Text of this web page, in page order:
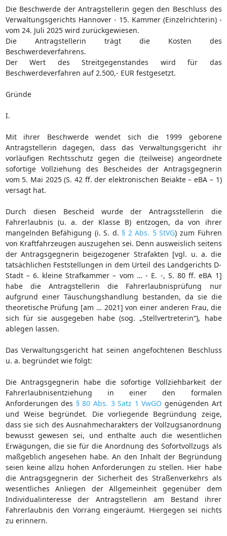
Die Beschwerde der Antragstellerin gegen den Beschluss des
Verwaltungsgerichts Hannover - 15. Kammer (Einzelrichterin) -
vom 24. Juli 2025 wird zurückgewiesen.
Die Antragstellerin trägt die Kosten des
Beschwerdeverfahrens.
Der Wert des Streitgegenstandes wird für das
Beschwerdeverfahren auf 2.500,- EUR festgesetzt.
Gründe
I.
Mit ihrer Beschwerde wendet sich die 1999 geborene
Antragstellerin dagegen, dass das Verwaltungsgericht ihr
vorläufigen Rechtsschutz gegen die (teilweise) angeordnete
sofortige Vollziehung des Bescheides der Antragsgegnerin
vom 5. Mai 2025 (S. 42 ff. der elektronischen Beiakte – eBA – 1)
versagt hat.
Durch diesen Bescheid wurde der Antragsstellerin die
Fahrerlaubnis (u. a. der Klasse B) entzogen, da von ihrer
mangelnden Befähigung (i. S. d. § 2 Abs. 5 StVG) zum Führen
von Kraftfahrzeugen auszugehen sei. Denn ausweislich seitens
der Antragsgegnerin beigezogener Strafakten [vgl. u. a. die
tatsächlichen Feststellungen in dem Urteil des Landgerichts D-
Stadt – 6. kleine Strafkammer – vom … - E. -, S. 80 ff. eBA 1]
habe die Antragstellerin die Fahrerlaubnisprüfung nur
aufgrund einer Täuschungshandlung bestanden, da sie die
theoretische Prüfung [am … 2021] von einer anderen Frau, die
sich für sie ausgegeben habe (sog. „Stellvertreterin“), habe
ablegen lassen.
Das Verwaltungsgericht hat seinen angefochtenen Beschluss
u. a. begründet wie folgt:
Die Antragsgegnerin habe die sofortige Vollziehbarkeit der
Fahrerlaubnisentziehung in einer den formalen
Anforderungen des § 80 Abs. 3 Satz 1 VwGO genügenden Art
und Weise begründet. Die vorliegende Begründung zeige,
dass sie sich des Ausnahmecharakters der Vollzugsanordnung
bewusst gewesen sei, und enthalte auch die wesentlichen
Erwägungen, die sie für die Anordnung des Sofortvollzugs als
maßgeblich angesehen habe. An den Inhalt der Begründung
seien keine allzu hohen Anforderungen zu stellen. Hier habe
die Antragsgegnerin der Sicherheit des Straßenverkehrs als
wesentliches Anliegen der Allgemeinheit gegenüber dem
Individualinteresse der Antragstellerin am Bestand ihrer
Fahrerlaubnis den Vorrang eingeräumt. Hiergegen sei nichts
zu erinnern.